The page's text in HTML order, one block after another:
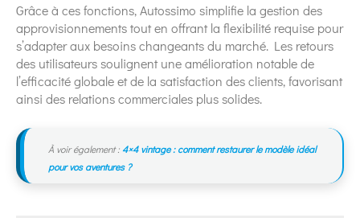
Grâce à ces fonctions, Autossimo simplifie la gestion des
approvisionnements tout en offrant la flexibilité requise pour
s’adapter aux besoins changeants du marché. Les retours
des utilisateurs soulignent une amélioration notable de
l’efficacité globale et de la satisfaction des clients, favorisant
ainsi des relations commerciales plus solides.
À voir également : 4×4 vintage : comment restaurer le modèle idéal
pour vos aventures ?